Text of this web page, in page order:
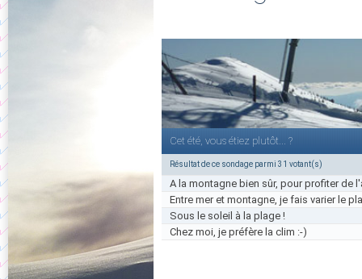
Cet été, vous étiez plutôt... ?
Résultat de ce sondage parmi 31 votant(s)
A la montagne bien sûr, pour profiter de
Entre mer et montagne, je fais varier le
Sous le soleil à la plage !
Chez moi, je préfère la clim :-)